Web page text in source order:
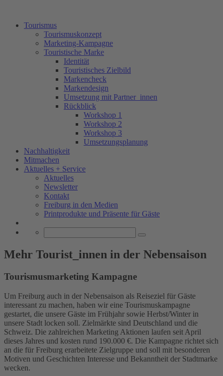
Tourismus
Tourismuskonzept
Marketing-Kampagne
Touristische Marke
Identität
Touristisches Zielbild
Markencheck
Markendesign
Umsetzung mit Partner_innen
Rückblick
Workshop 1
Workshop 2
Workshop 3
Umsetzungsplanung
Nachhaltigkeit
Mitmachen
Aktuelles + Service
Aktuelles
Newsletter
Kontakt
Freiburg in den Medien
Printprodukte und Präsente für Gäste
Mehr Tourist_innen in der Nebensaison
Tourismusmarketing Kampagne
Um Freiburg auch in der Nebensaison als Reiseziel für Gäste
interessant zu machen, haben wir eine Tourismuskampagne
gestartet, die unsere Gäste im Frühjahr sowie Herbst/Winter in
unsere Stadt locken soll. Zielmärkte sind Deutschland und die
Schweiz. Die zahlreichen Marketing Aktionen laufen seit April
dieses Jahres und kosten rund 190.000 €. Die Kampagne richtet sich
an die für Freiburg erarbeitete Zielgruppe und soll mit besonderen
Motiven und Geschichten Interesse und Bekanntheit der Stadtmarke
wecken.